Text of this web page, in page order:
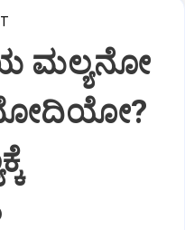
ಮಲ್ಯನೋ
ಮೋದಿಯೋ?